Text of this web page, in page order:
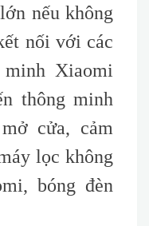
nếu không
nối với các
minh Xiaomi
thông minh
cửa, cảm
lọc không
bóng đèn